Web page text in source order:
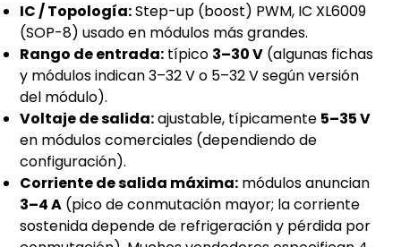
IC / Topología:Step-up (boost) PWM, IC XL6009
(SOP-8) usado en módulos más grandes.
Rango de entrada: típico 3–30 V (algunas fichas
y módulos indican 3–32 V o 5–32 V según versión
del módulo).
Voltaje de salida:ajustable, típicamente 5–35 V
en módulos comerciales (dependiendo de
configuración).
Corriente de salida máxima: módulos anuncian
3–4 A (pico de conmutación mayor; la corriente
sostenida depende de refrigeración y pérdida por